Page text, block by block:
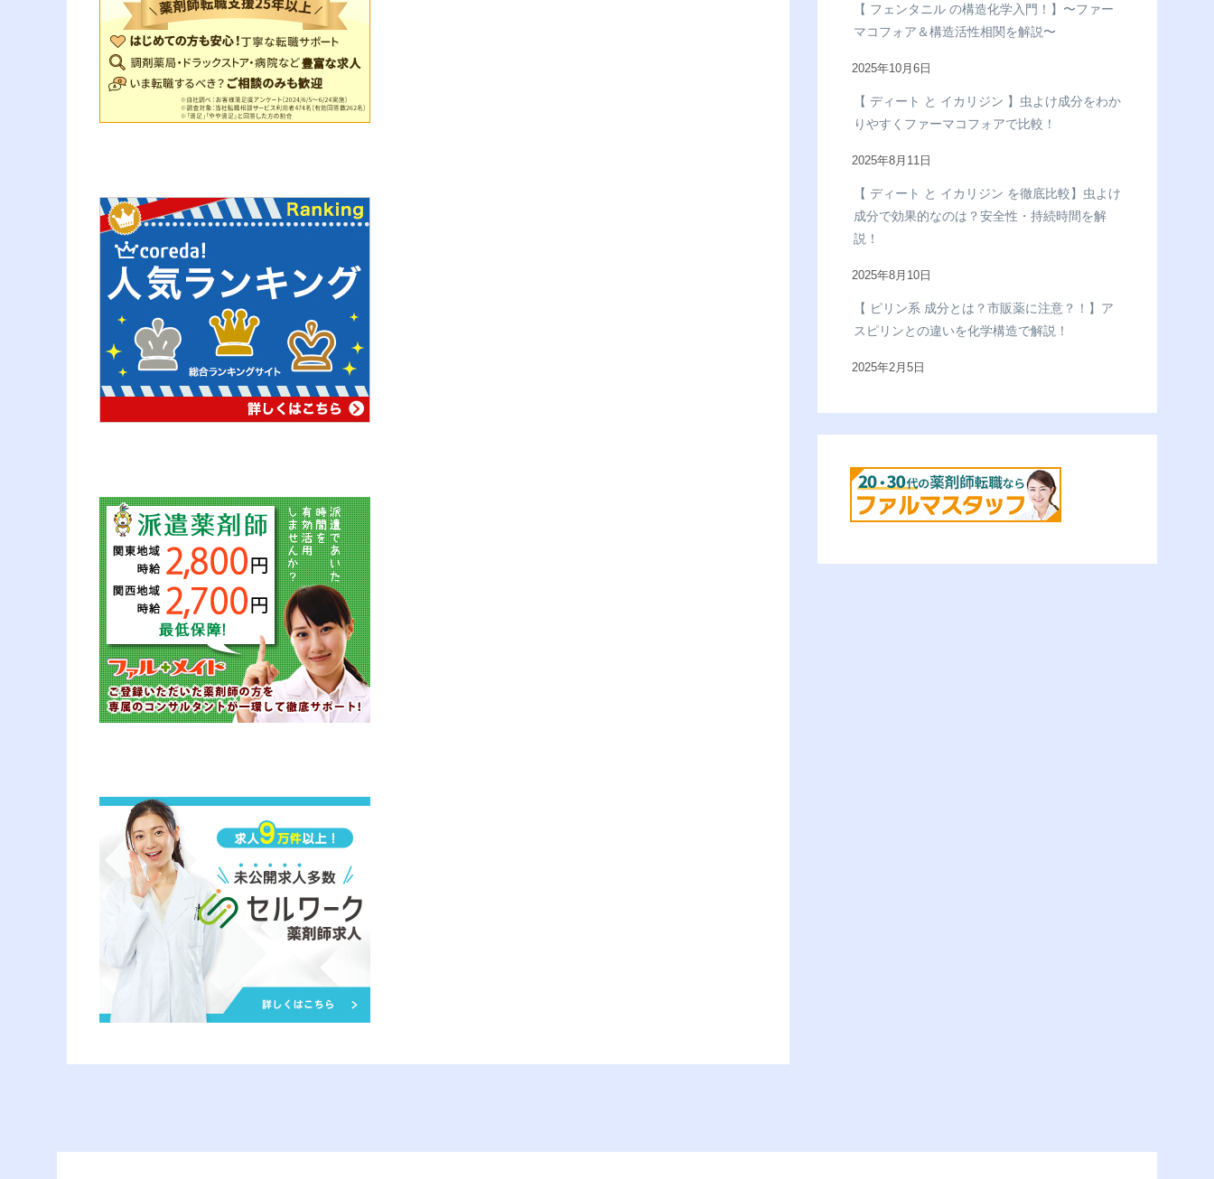
【 フェンタニル の構造化学入門！】〜ファー
マコフォア＆構造活性相関を解説〜
2025年10月6日
【 ディート と イカリジン 】虫よけ成分をわか
りやすくファーマコフォアで比較！
2025年8月11日
【 ディート と イカリジン を徹底比較】虫よけ
成分で効果的なのは？安全性・持続時間を解
説！
2025年8月10日
【 ピリン系 成分とは？市販薬に注意？！】ア
スピリンとの違いを化学構造で解説！
2025年2月5日